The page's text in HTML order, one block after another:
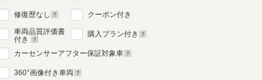
修復歴なし
車両品質評価書
付き
クーポン付き
購入プラン付き
カーセンサーアフター保証対象車
360°画像付き車両